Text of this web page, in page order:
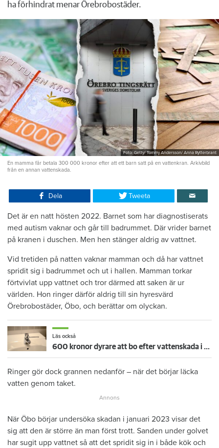
ha förhindrat menar Örebrobostäder.
Foto: Getty/ Tommy Andersson/ Anna Rytterbrant
En mamma får betala 300 000 kronor efter att ett barn satt på en vattenkran. Arkivbild
från en annan vattenskada.
Dela Tweeta
Det är en natt hösten 2022. Barnet som har diagnostiserats
med autism vaknar och går till badrummet. Där vrider barnet
på kranen i duschen. Men hen stänger aldrig av vattnet.
Vid tretiden på natten vaknar mamman och då har vattnet
spridit sig i badrummet och ut i hallen. Mamman torkar
förtvivlat upp vattnet och tror därmed att saken är ur
världen. Hon ringer därför aldrig till sin hyresvärd
Örebrobostäder, Öbo, och berättar om olyckan.
Läs också
600 kronor dyrare att bo efter vattenskada i Varberg
Ringer gör dock grannen nedanför – när det börjar läcka
vatten genom taket.
När Öbo börjar undersöka skadan i januari 2023 visar det
sig att den är större än man först trott. Sanden under golvet
har sugit upp vattnet så att det spridit sig in i både kök och